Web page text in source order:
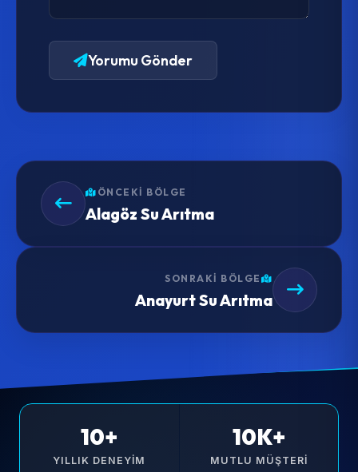
Yorumu Gönder
ÖNCEKI BÖLGE
Alagöz Su Arıtma
SONRAKI BÖLGE
Anayurt Su Arıtma
10+
YILLIK DENEYIM
10K+
MUTLU MÜŞTERI